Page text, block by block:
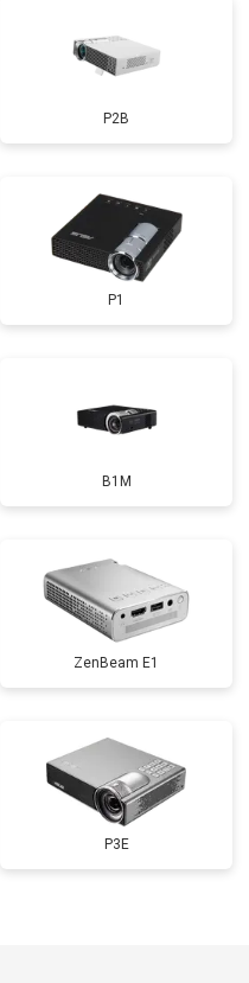
P2B
P1
B1M
ZenBeam E1
P3E